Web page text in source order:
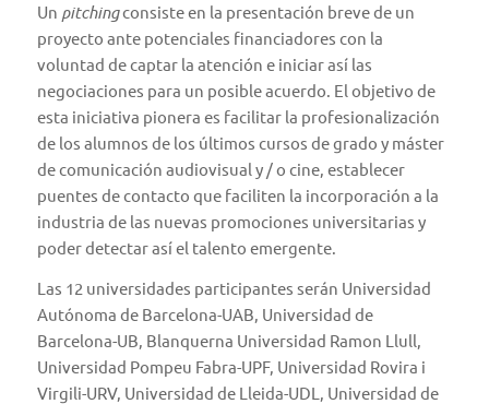
Un pitchingconsiste en la presentación breve de un
proyecto ante potenciales financiadores con la
voluntad de captar la atención e iniciar así las
negociaciones para un posible acuerdo. El objetivo de
esta iniciativa pionera es facilitar la profesionalización
de los alumnos de los últimos cursos de grado y máster
de comunicación audiovisual y / o cine, establecer
puentes de contacto que faciliten la incorporación a la
industria de las nuevas promociones universitarias y
poder detectar así el talento emergente.
Las 12 universidades participantes serán Universidad
Autónoma de Barcelona-UAB, Universidad de
Barcelona-UB, Blanquerna Universidad Ramon Llull,
Universidad Pompeu Fabra-UPF, Universidad Rovira i
Virgili-URV, Universidad de Lleida-UDL, Universidad de